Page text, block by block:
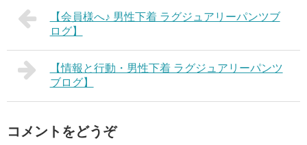
【会員様へ♪ 男性下着 ラグジュアリーパンツブ
ログ】
【情報と行動・男性下着 ラグジュアリーパンツ
ブログ】
コメントをどうぞ